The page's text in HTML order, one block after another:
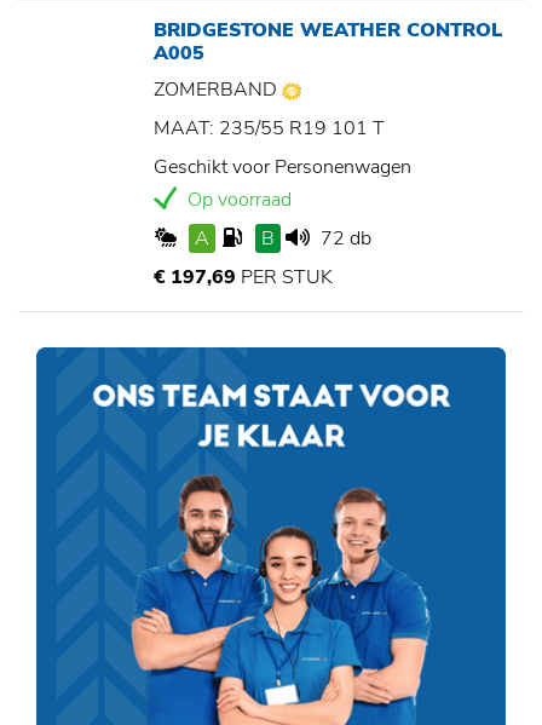
BRIDGESTONE WEATHER CONTROL
A005
ZOMERBAND
MAAT: 235/55 R19 101 T
Geschikt voor Personenwagen
Op voorraad
A
B
72 db
€ 197,69 PER STUK